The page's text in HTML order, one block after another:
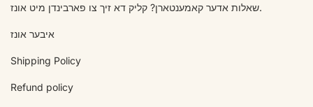
שאלות אדער קאמענטארן? קליק דא זיך צו פארבינדן מיט אונז.
איבער אונז
Shipping Policy
Refund policy